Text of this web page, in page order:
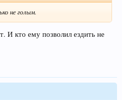
не голым.
И кто ему позволил ездить не